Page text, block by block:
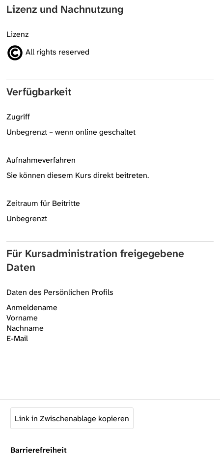
Lizenz und Nachnutzung
Lizenz
All rights reserved
Verfügbarkeit
Zugriff
Unbegrenzt – wenn online geschaltet
Aufnahmeverfahren
Sie können diesem Kurs direkt beitreten.
Zeitraum für Beitritte
Unbegrenzt
Für Kursadministration freigegebene
Daten
Daten des Persönlichen Profils
Anmeldename
Vorname
Nachname
E-Mail
Link in Zwischenablage kopieren
Barrierefreiheit